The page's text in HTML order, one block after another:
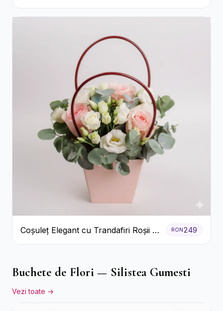
Crizanteme Albe
Coșuleț Elegant cu Trandafiri Roșii și
Lisianthus Alb
RON249
Buchete de Flori — Silistea Gumesti
Vezi toate →